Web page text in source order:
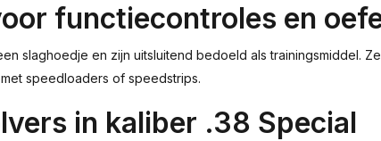
functiecontroles en
slaghoedje en zijn uitsluitend bedoeld als trainingsmiddel.
speedloaders of speedstrips.
in kaliber .38 Special